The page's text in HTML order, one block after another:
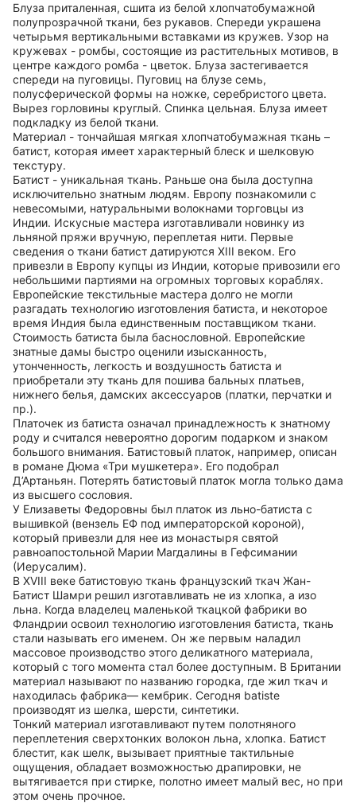
Блуза приталенная, сшита из белой хлопчатобумажной
полупрозрачной ткани, без рукавов. Спереди украшена
четырьмя вертикальными вставками из кружев. Узор на
кружевах - ромбы, состоящие из растительных мотивов, в
центре каждого ромба - цветок. Блуза застегивается
спереди на пуговицы. Пуговиц на блузе семь,
полусферической формы на ножке, серебристого цвета.
Вырез горловины круглый. Спинка цельная. Блуза имеет
подкладку из белой ткани.
Материал - тончайшая мягкая хлопчатобумажная ткань –
батист, которая имеет характерный блеск и шелковую
текстуру.
Батист - уникальная ткань. Раньше она была доступна
исключительно знатным людям. Европу познакомили с
невесомыми, натуральными волокнами торговцы из
Индии. Искусные мастера изготавливали новинку из
льняной пряжи вручную, переплетая нити. Первые
сведения о ткани батист датируются XIII веком. Его
привезли в Европу купцы из Индии, которые привозили его
небольшими партиями на огромных торговых кораблях.
Европейские текстильные мастера долго не могли
разгадать технологию изготовления батиста, и некоторое
время Индия была единственным поставщиком ткани.
Стоимость батиста была баснословной. Европейские
знатные дамы быстро оценили изысканность,
утонченность, легкость и воздушность батиста и
приобретали эту ткань для пошива бальных платьев,
нижнего белья, дамских аксессуаров (платки, перчатки и
пр.).
Платочек из батиста означал принадлежность к знатному
роду и считался невероятно дорогим подарком и знаком
большого внимания. Батистовый платок, например, описан
в романе Дюма «Три мушкетера». Его подобрал
Д’Артаньян. Потерять батистовый платок могла только дама
из высшего сословия.
У Елизаветы Федоровны был платок из льно-батиста с
вышивкой (вензель ЕФ под императорской короной),
который привезли для нее из монастыря святой
равноапостольной Марии Магдалины в Гефсимании
(Иерусалим).
В XVIII веке батистовую ткань французский ткач Жан-
Батист Шамри решил изготавливать не из хлопка, а изо
льна. Когда владелец маленькой ткацкой фабрики во
Фландрии освоил технологию изготовления батиста, ткань
стали называть его именем. Он же первым наладил
массовое производство этого деликатного материала,
который с того момента стал более доступным. В Британии
материал называют по названию городка, где жил ткач и
находилась фабрика— кембрик. Сегодня batiste
производят из шелка, шерсти, синтетики.
Тонкий материал изготавливают путем полотняного
переплетения сверхтонких волокон льна, хлопка. Батист
блестит, как шелк, вызывает приятные тактильные
ощущения, обладает возможностью драпировки, не
вытягивается при стирке, полотно имеет малый вес, но при
этом очень прочное.